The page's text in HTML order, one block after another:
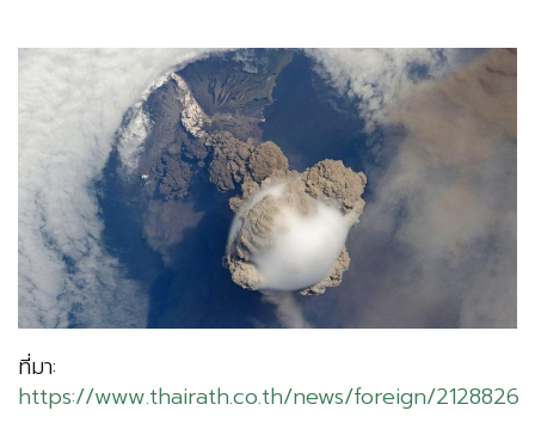
ที่มา:
https://www.thairath.co.th/news/foreign/2128826